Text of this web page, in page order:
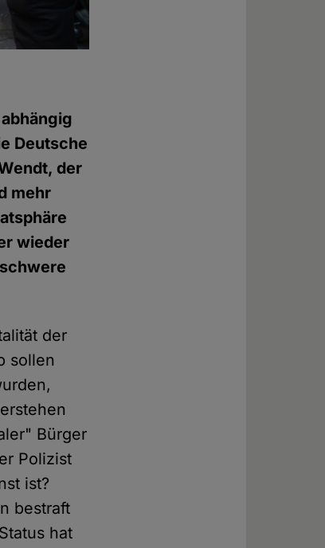
Deutsche
der
mehr
wieder
der
sollen
Bürger
Polizist
ist?
bestraft
hat